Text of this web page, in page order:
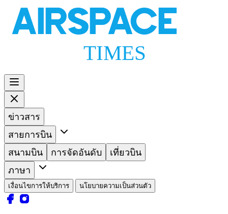
AIRSPACE
TIMES
ข่าวสาร
สายการบิน
สนามบิน
การจัดอันดับ
เที่ยวบิน
ภาษา
เงื่อนไขการให้บริการ นโยบายความเป็นส่วนตัว